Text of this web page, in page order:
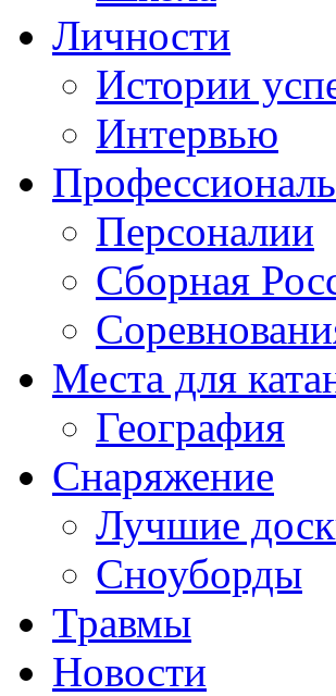
Личности
Истории
Интервью
Персоналии
Сборная
Места для
География
Снаряжение
Лучшие
Сноуборды
Травмы
Новости